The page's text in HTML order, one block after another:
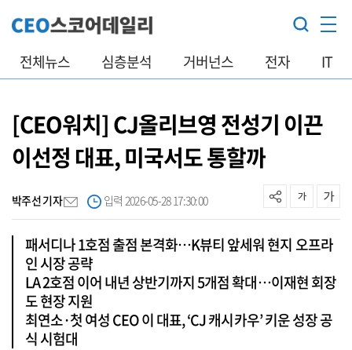
전체뉴스 심층분석 거버넌스 전자 IT
[CEO워치] CJ올리브영 전성기 이끈
이선정 대표, 미국서도 통할까
박주선 기자 입력 2026-05-28 17:30:00
패서디나 1호점 출점 본격화…K뷰티 앞세워 현지 오프라
인 시장 공략
LA 2호점 이어 내년 상반기까지 5개점 확대…이재현 회장
도 현장 지원
최연소·첫 여성 CEO 이 대표, ‘CJ 캐시카우’ 키운 성장 공
식 시험대